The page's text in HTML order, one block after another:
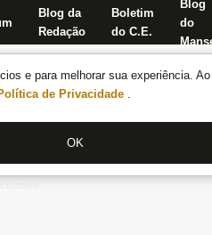
e para melhorar sua experiência.
de Privacidade .
OK
Blog da
Redação
Boletim
do C.E.
Blog
do